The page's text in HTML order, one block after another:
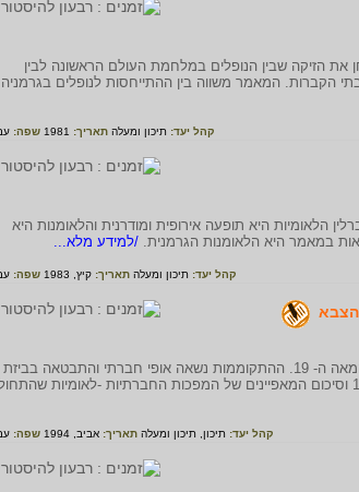
הזיקה שבין הנופלים במלחמת העולם הראשונה לבין
הקברות. המאמר משווה בין ההתייחסות לנופלים בגרמניה
קהל יעד: תיכון ומעלה תאריך: 1981 שפה:
הלאומיות היא תופעה אירופית ומודרנית והלאומנות היא
במאמר היא הלאומנות הגרמנית. /למידע מלא...
קהל יעד: תיכון ומעלה תאריך: קיץ, 1983 שפה:
המאמר מתאר את ייחודה של ההתקוממות המהפכנית באנגליה בראשית המאה ה- 19. ההתקוממות נשאה אופי חברתי והתבטאה בביזת
חנויות מזון ותביעת זכויות סוציאליות. במאמר תיאור כישלון ההפיכה ב- 1820 וסיכום המאפיינים של המפכות החברתיות -לאומיות
קהל יעד: תיכון, תיכון ומעלה תאריך: אביב, 1994 שפה: